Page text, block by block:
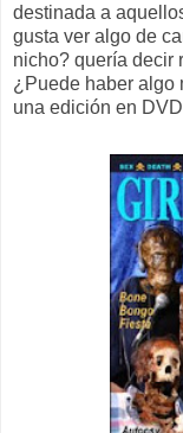
destinada a
gusta ver algo de
nicho? quería decir
¿Puede haber algo
una edición en